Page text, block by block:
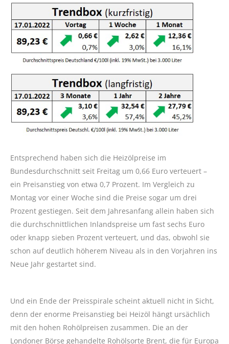
Entsprechend haben sich die Heizölpreise im
Bundesdurchschnitt seit Freitag um 0,66 Euro verteuert –
ein Preisanstieg von etwa 0,7 Prozent. Im Vergleich zu
Montag vor einer Woche sind die Preise sogar um drei
Prozent gestiegen. Seit dem Jahresanfang allein haben sich
die durchschnittlichen Inlandspreise um fast sechs Euro
oder knapp sieben Prozent verteuert, und das, obwohl sie
schon auf deutlich höherem Niveau als in den Vorjahren ins
Neue Jahr gestartet sind.
Und ein Ende der Preisspirale scheint aktuell nicht in Sicht,
denn der enorme Preisanstieg bei Heizöl hängt ursächlich
mit den hohen Rohölpreisen zusammen. Die an der
Londoner Börse gehandelte Rohölsorte Brent, die für Europa